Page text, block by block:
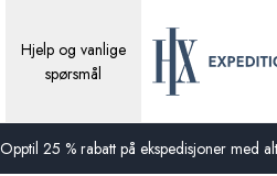
25 % rabatt på ekspedisjoner med
Hjelp og vanlige
spørsmål